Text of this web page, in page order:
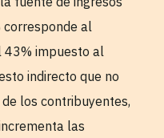
corresponde al
43% impuesto al
indirecto que no
los contribuyentes,
las